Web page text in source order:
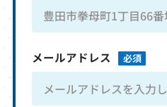
メールアドレス 必須